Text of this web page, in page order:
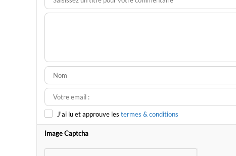
J'ai lu et approuve les termes & conditions
Image Captcha